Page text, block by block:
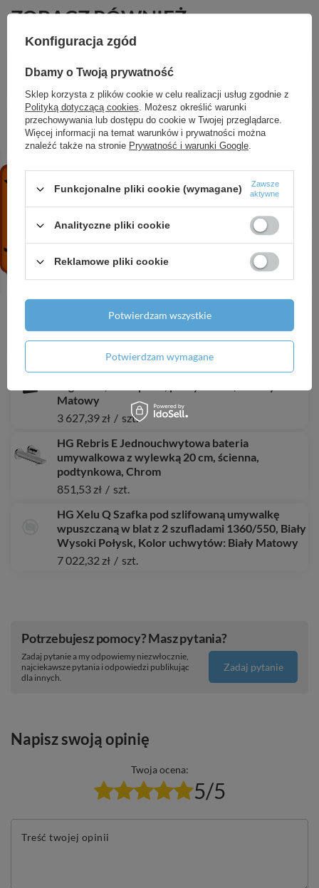
ZOBACZ RÓWNIEŻ
wannowa, podtynkowa, Czarny Matowy
265,19 zł / szt.
AX Universal Rectangular Mydelniczka, Nikiel
Szczotkowany
1 305,28 zł / szt.
HG Zesis M33 Jednouchwytowa bateria
kuchenna 160, wyciągana wylewka, 2jet, sBox
1 770,22 zł
szt.
HG Focus Jednouchwytowa bateria umywalkowa
70 z kompletem odpływowym z cięgłem, Chrom
HG Raindance Alive S Puro Komplet prysznicowy
300 1jet EcoSmart+ z termostatem Ecostat
Element, Biały Matowy
6 175,95 zł / szt.
AX ShowerSelect ID Bateria termostatyczna
Matowy
3 627,39 zł / szt.
HG Rebris E Jednouchwytowa bateria
umywalkowa z wylewką 20 cm, ścienna,
podtynkowa, Chrom
851,53 zł / szt.
HG Xelu Q Szafka pod szlifowaną umywalkę
wpuszczaną w blat z 2 szufladami 1360/550, Biały
Wysoki Połysk, Kolor uchwytów: Biały Matowy
7 022,32 zł / szt.
Potrzebujesz pomocy? Masz pytania?
Zadaj pytanie a my odpowiemy niezwłocznie,
najciekawsze pytania i odpowiedzi publikując
dla innych.
Zadaj pytanie
Napisz swoją opinię
Twoja ocena:
5/5
Treść twojej opinii
Konfiguracja zgód
Dbamy o Twoją prywatność
Sklep korzysta z plików cookie w celu realizacji usług zgodnie z
Polityką dotyczącą cookies. Możesz określić warunki
przechowywania lub dostępu do cookie w Twojej przeglądarce.
Więcej informacji na temat warunków i prywatności można
znaleźć także na stronie Prywatność i warunki Google.
Funkcjonalne pliki cookie (wymagane)
Zawsze
aktywne
Analityczne pliki cookie
Reklamowe pliki cookie
Potwierdzam wymagane
Potwierdzam wszystkie